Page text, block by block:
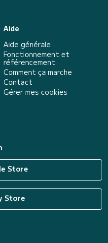
Aide
Aide générale
Fonctionnement et
référencement
Comment ça marche
Contact
Gérer mes cookies
Store
Store